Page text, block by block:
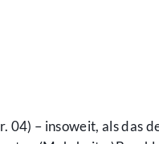
04) – insoweit, als das